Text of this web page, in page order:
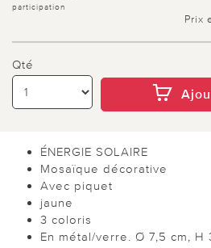
participation
Prix
Qté
ÉNERGIE SOLAIRE
Mosaïque décorative
Avec piquet
jaune
3 coloris
En métal/verre. Ø 7,5 cm, H